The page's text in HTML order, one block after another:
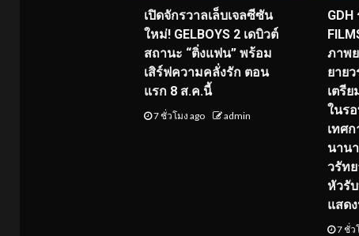
เปิดจักรวาลเล็บเจลซีซัน
ใหม่! GELBOYS 2 เดบิวต์
สถานะ “ติ่งแฟน” พร้อม
เสิร์ฟความคลั่งรัก ตอน
แรก 8 ส.ค.นี้
7 ชั่วโมง ago admin
GDH
ภาพ
ยายว
เตรี
ในร
เทศ
นาน
วรัท
หัวรั
แสด
7 ชั่ว